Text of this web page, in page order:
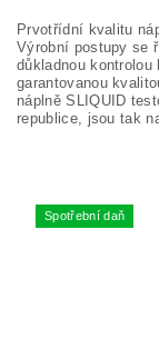
Prvotřídní kvalitu
Výrobní postupy se
důkladnou
garantovanou
náplně SLIQUID
republice, jsou tak
Spotřební daň